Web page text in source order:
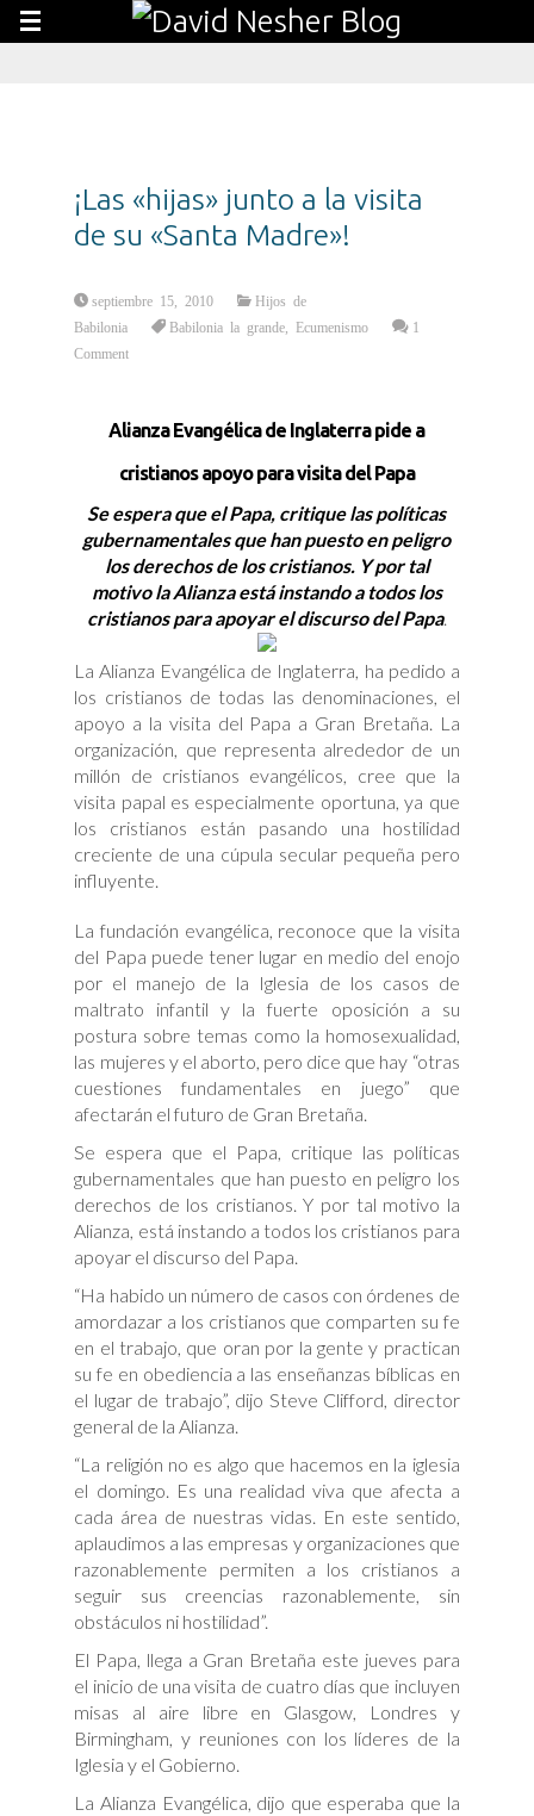
¡Las «hijas» junto a la visita
de su «Santa Madre»!
septiembre 15, 2010
Hijos de
Babilonia
Babilonia la grande Ecumenismo
1
Comment
Alianza Evangélica de Inglaterra pide a
cristianos apoyo para visita del Papa
Se espera que el Papa, critique las políticas
gubernamentales que han puesto en peligro
los derechos de los cristianos. Y por tal
motivo la Alianza está instando a todos los
cristianos para apoyar el discurso del Papa.
La Alianza Evangélica de Inglaterra, ha pedido a
los cristianos de todas las denominaciones, el
apoyo a la visita del Papa a Gran Bretaña. La
organización, que representa alrededor de un
millón de cristianos evangélicos, cree que la
visita papal es especialmente oportuna, ya que
los cristianos están pasando una hostilidad
creciente de una cúpula secular pequeña pero
influyente.
La fundación evangélica, reconoce que la visita
del Papa puede tener lugar en medio del enojo
por el manejo de la Iglesia de los casos de
maltrato infantil y la fuerte oposición a su
postura sobre temas como la homosexualidad,
las mujeres y el aborto, pero dice que hay “otras
cuestiones fundamentales en juego” que
afectarán el futuro de Gran Bretaña.
Se espera que el Papa, critique las políticas
gubernamentales que han puesto en peligro los
derechos de los cristianos. Y por tal motivo la
Alianza, está instando a todos los cristianos para
apoyar el discurso del Papa.
“Ha habido un número de casos con órdenes de
amordazar a los cristianos que comparten su fe
en el trabajo, que oran por la gente y practican
su fe en obediencia a las enseñanzas bíblicas en
el lugar de trabajo”, dijo Steve Clifford, director
general de la Alianza.
“La religión no es algo que hacemos en la iglesia
el domingo. Es una realidad viva que afecta a
cada área de nuestras vidas. En este sentido,
aplaudimos a las empresas y organizaciones que
razonablemente permiten a los cristianos a
seguir sus creencias razonablemente, sin
obstáculos ni hostilidad”.
El Papa, llega a Gran Bretaña este jueves para
el inicio de una visita de cuatro días que incluyen
misas al aire libre en Glasgow, Londres y
Birmingham, y reuniones con los líderes de la
Iglesia y el Gobierno.
La Alianza Evangélica, dijo que esperaba que la